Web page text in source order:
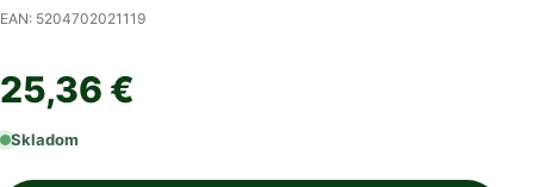
EAN: 5204702021119
25,36 €
Skladom